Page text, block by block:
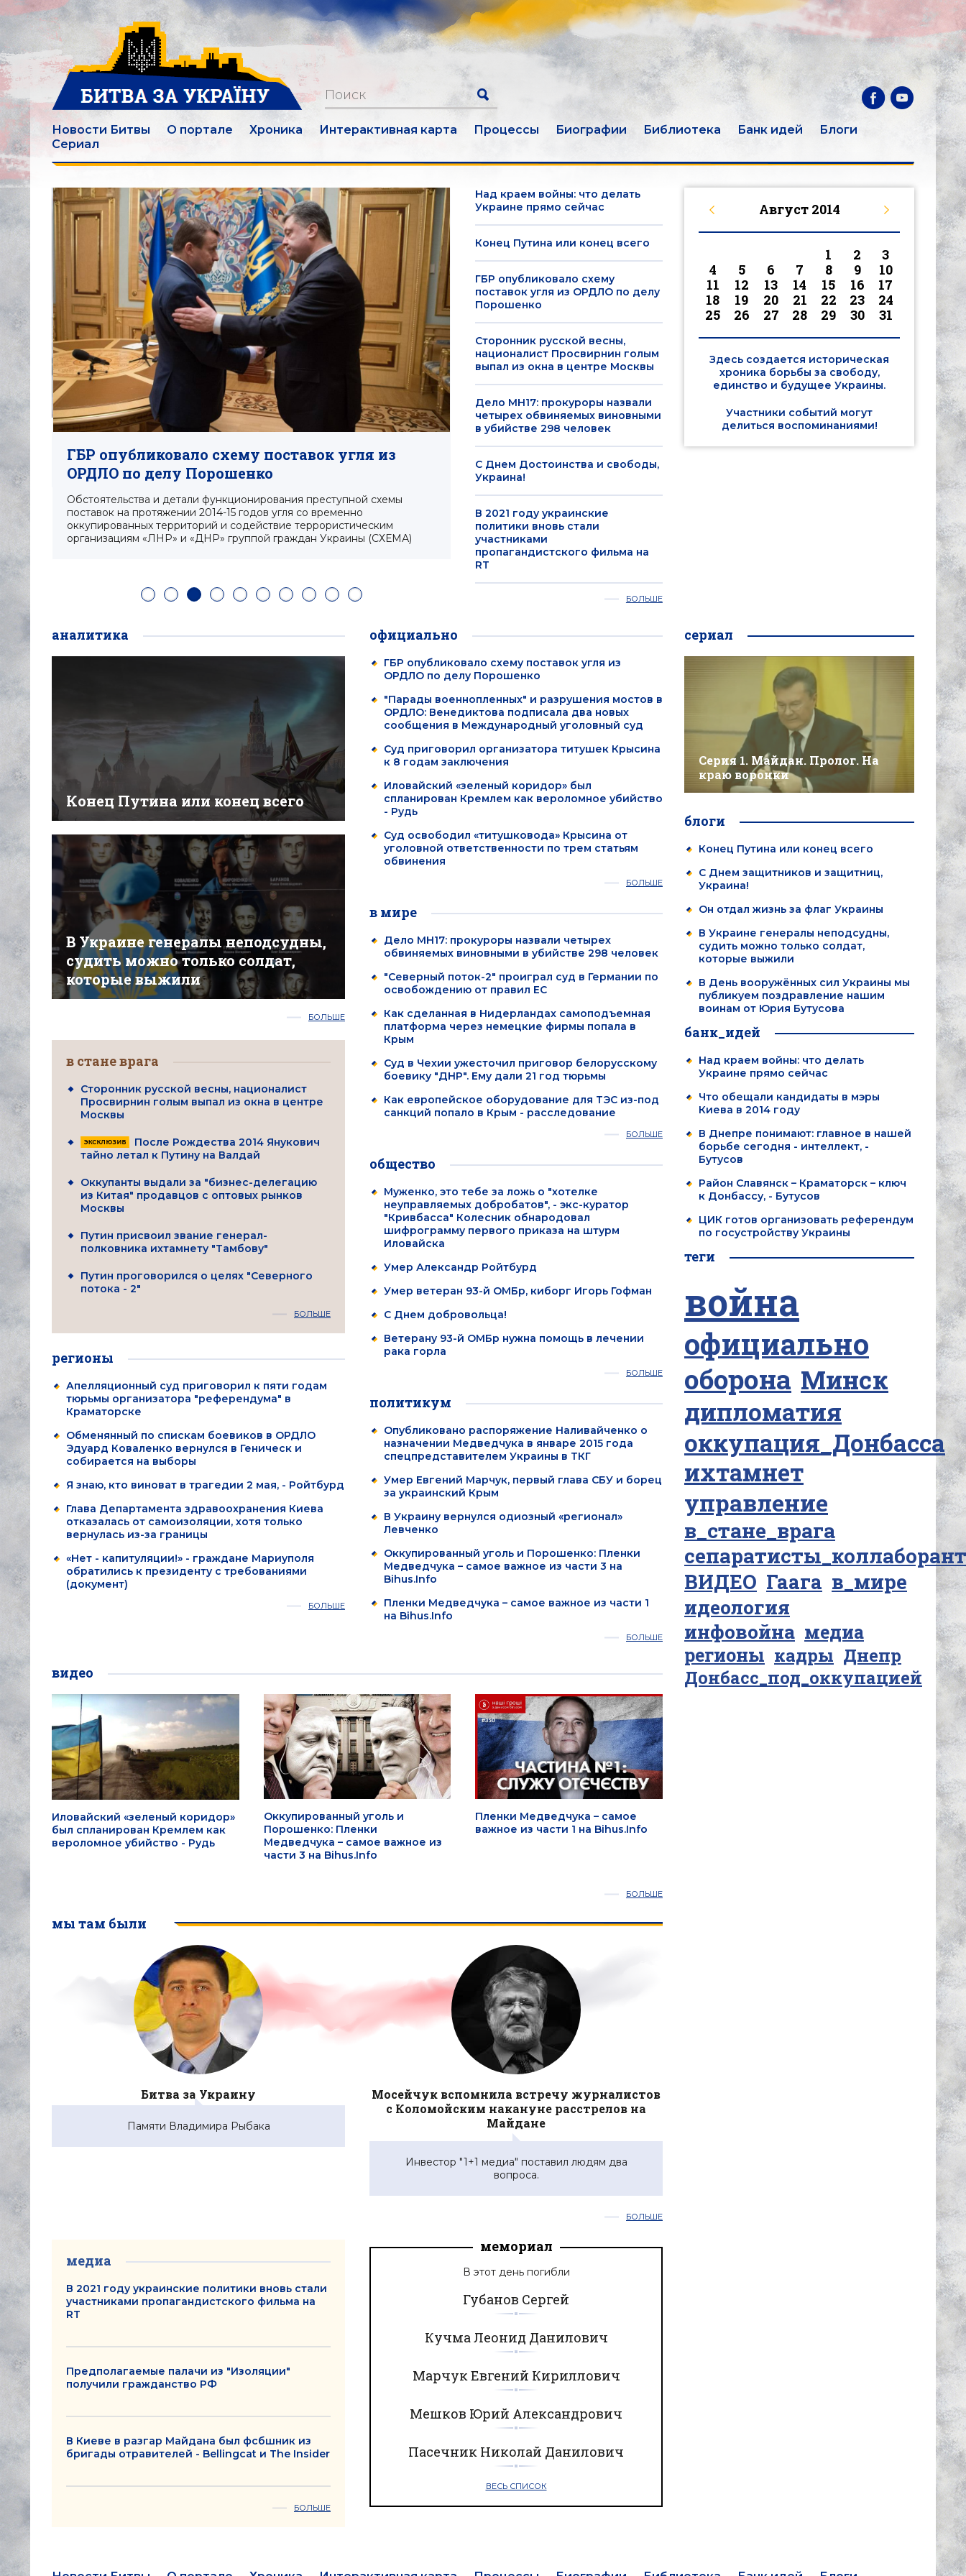
Новости Битвы О портале Хроника Интерактивная карта Процессы Биографии Библиотека Банк идей
Блоги
Сериал
ГБР опубликовало схему поставок угля из
ОРДЛО по делу Порошенко
Обстоятельства и детали функционирования преступной схемы
поставок на протяжении 2014-15 годов угля со временно
оккупированных территорий и содействие террористическим
организациям «ЛНР» и «ДНР» группой граждан Украины (СХЕМА)
Сторонник русской весны, националист
Просвирнин голым выпал из окна в центре
Москвы
Егор Просвирнин погиб на месте. Ему было 35 лет.
Дело MH17:
Гиркин,
ответственность
Над краем войны: что делать
Украине прямо сейчас
Конец Путина или конец всего
ГБР опубликовало схему
поставок угля из ОРДЛО по делу
Порошенко
Сторонник русской весны,
националист Просвирнин голым
выпал из окна в центре Москвы
Дело MH17: прокуроры назвали
четырех обвиняемых виновными
в убийстве 298 человек
С Днем Достоинства и свободы,
Украина!
В 2021 году украинские
политики вновь стали
участниками
пропагандистского фильма на
RT
БОЛЬШЕ
Август 2014
1 2
3
4
5 6 7 8 9
10
11
12 13 14 15 16
17
18
19 20 21 22 23
24
25
26 27 28 29 30 31
Здесь создается историческая
хроника борьбы за свободу,
единство и будущее Украины.
Участники событий могут
делиться воспоминаниями!
аналитика
Конец Путина или конец всего
В Украине генералы неподсудны,
судить можно только солдат,
которые выжили
БОЛЬШЕ
в стане врага
Сторонник русской весны, националист
Просвирнин голым выпал из окна в центре
Москвы
После Рождества 2014 Янукович
тайно летал к Путину на Валдай
Оккупанты выдали за "бизнес-делегацию
из Китая" продавцов с оптовых рынков
Москвы
Путин присвоил звание генерал-
полковника ихтамнету "Тамбову"
Путин проговорился о целях "Северного
потока - 2"
БОЛЬШЕ
регионы
Апелляционный суд приговорил к пяти годам
тюрьмы организатора "референдума" в
Краматорске
Обменянный по спискам боевиков в ОРДЛО
Эдуард Коваленко вернулся в Геническ и
собирается на выборы
Я знаю, кто виноват в трагедии 2 мая, - Ройтбурд
Глава Департамента здравоохранения Киева
отказалась от самоизоляции, хотя только
вернулась из-за границы
«Нет - капитуляции!» - граждане Мариуполя
обратились к президенту с требованиями
(документ)
БОЛЬШЕ
официально
ГБР опубликовало схему поставок угля из
ОРДЛО по делу Порошенко
"Парады военнопленных" и разрушения мостов в
ОРДЛО: Венедиктова подписала два новых
сообщения в Международный уголовный суд
Суд приговорил организатора титушек Крысина
к 8 годам заключения
Иловайский «зеленый коридор» был
спланирован Кремлем как вероломное убийство
- Рудь
Суд освободил «титушковода» Крысина от
уголовной ответственности по трем статьям
обвинения
БОЛЬШЕ
в мире
Дело MH17: прокуроры назвали четырех
обвиняемых виновными в убийстве 298 человек
"Северный поток-2" проиграл суд в Германии по
освобождению от правил ЕС
Как сделанная в Нидерландах самоподъемная
платформа через немецкие фирмы попала в
Крым
Суд в Чехии ужесточил приговор белорусскому
боевику "ДНР". Ему дали 21 год тюрьмы
Как европейское оборудование для ТЭС из-под
санкций попало в Крым - расследование
БОЛЬШЕ
общество
Муженко, это тебе за ложь о "хотелке
неуправляемых добробатов", - экс-куратор
"Кривбасса" Колесник обнародовал
шифрограмму первого приказа на штурм
Иловайска
Умер Александр Ройтбурд
Умер ветеран 93-й ОМБр, киборг Игорь Гофман
С Днем добровольца!
Ветерану 93-й ОМБр нужна помощь в лечении
рака горла
БОЛЬШЕ
политикум
Опубликовано распоряжение Наливайченко о
назначении Медведчука в январе 2015 года
спецпредставителем Украины в ТКГ
Умер Евгений Марчук, первый глава СБУ и борец
за украинский Крым
В Украину вернулся одиозный «регионал»
Левченко
Оккупированный уголь и Порошенко: Пленки
Медведчука – самое важное из части 3 на
Bihus.Info
Пленки Медведчука – самое важное из части 1
на Bihus.Info
БОЛЬШЕ
видео
Иловайский «зеленый коридор»
был спланирован Кремлем как
вероломное убийство - Рудь
Оккупированный уголь и
Порошенко: Пленки
Медведчука – самое важное из
части 3 на Bihus.Info
Пленки Медведчука – самое
важное из части 1 на Bihus.Info
БОЛЬШЕ
мы там были
Битва за Украину
Памяти Владимира Рыбака
Мосейчук вспомнила встречу журналистов
с Коломойским накануне расстрелов на
Майдане
Инвестор "1+1 медиа" поставил людям два
вопроса.
БОЛЬШЕ
медиа
В 2021 году украинские политики вновь стали
участниками пропагандистского фильма на
RT
Предполагаемые палачи из "Изоляции"
получили гражданство РФ
В Киеве в разгар Майдана был фсбшник из
бригады отравителей - Bellingcat и The Insider
БОЛЬШЕ
мемориал
В этот день погибли
Губанов Сергей
Кучма Леонид Данилович
Марчук Евгений Кириллович
Мешков Юрий Александрович
Пасечник Николай Данилович
ВЕСЬ СПИСОК
сериал
Серия 1. Майдан. Пролог. На
краю воронки
блоги
Конец Путина или конец всего
С Днем защитников и защитниц,
Украина!
Он отдал жизнь за флаг Украины
В Украине генералы неподсудны,
судить можно только солдат,
которые выжили
В День вооружённых сил Украины мы
публикуем поздравление нашим
воинам от Юрия Бутусова
банк_идей
Над краем войны: что делать
Украине прямо сейчас
Что обещали кандидаты в мэры
Киева в 2014 году
В Днепре понимают: главное в нашей
борьбе сегодня - интеллект, -
Бутусов
Район Славянск – Краматорск – ключ
к Донбассу, - Бутусов
ЦИК готов организовать референдум
по госустройству Украины
теги
война
официально
оборона Минск
дипломатия
оккупация_Донбасса
ихтамнет
управление
в_стане_врага
ВИДЕО Гаага в_мире
идеология
инфовойна медиа
регионы кадры Днепр
Донбасс_под_оккупацией